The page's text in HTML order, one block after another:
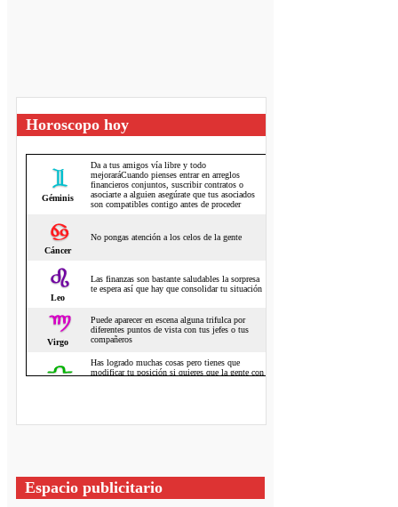
Horoscopo hoy
Espacio publicitario